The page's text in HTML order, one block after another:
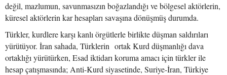
değil, mazlumun, savunmasızın boğazlandığı ve bölgesel aktörlerin,
küresel aktörlerin kar hesapları savaşına dönüşmüş durumda.
Türkler, kurdlere karşı kanlı örgütlerle birlikte düşman saldırıları
yürütüyor. İran sahada, Türklerin ortak Kurd düşmanlığı dava
ortaklığı yürütürken, Esad iktidarı koruma amacı için türkler ile
hesap çatışmasında; Anti-Kurd siyasetinde, Suriye-İran, Türkiye